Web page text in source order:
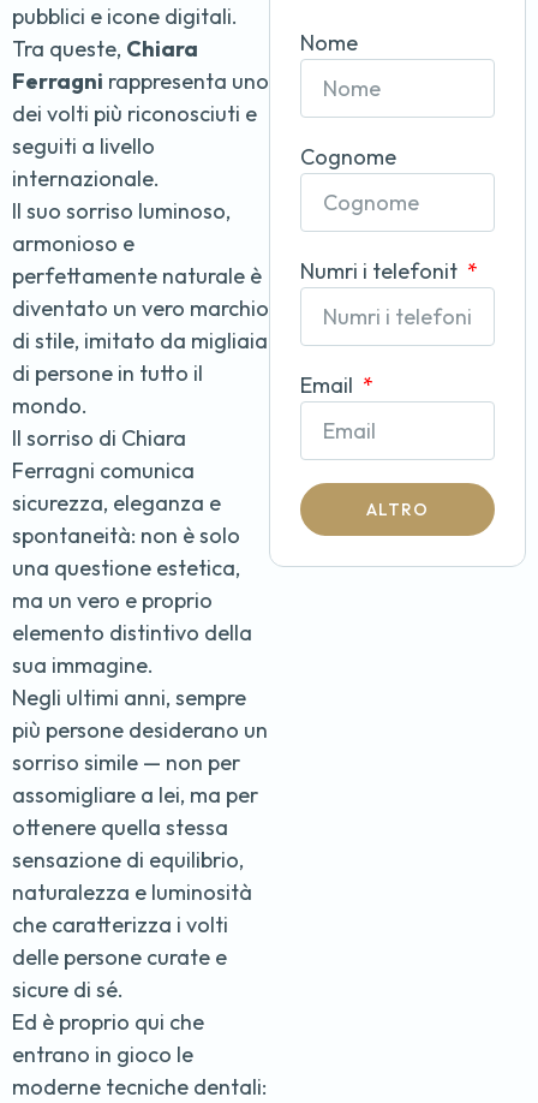
pubblici e icone digitali.
Tra queste, Chiara
Ferragni rappresenta uno
dei volti più riconosciuti e
seguiti a livello
internazionale.
Il suo sorriso luminoso,
armonioso e
perfettamente naturale è
diventato un vero marchio
di stile, imitato da migliaia
di persone in tutto il
mondo.
Il sorriso di Chiara
Ferragni comunica
sicurezza, eleganza e
spontaneità: non è solo
una questione estetica,
ma un vero e proprio
elemento distintivo della
sua immagine.
Negli ultimi anni, sempre
più persone desiderano un
sorriso simile — non per
assomigliare a lei, ma per
ottenere quella stessa
sensazione di equilibrio,
naturalezza e luminosità
che caratterizza i volti
delle persone curate e
sicure di sé.
Ed è proprio qui che
entrano in gioco le
moderne tecniche dentali:
Nome
Cognome
Numri i telefonit
Email
ALTRO